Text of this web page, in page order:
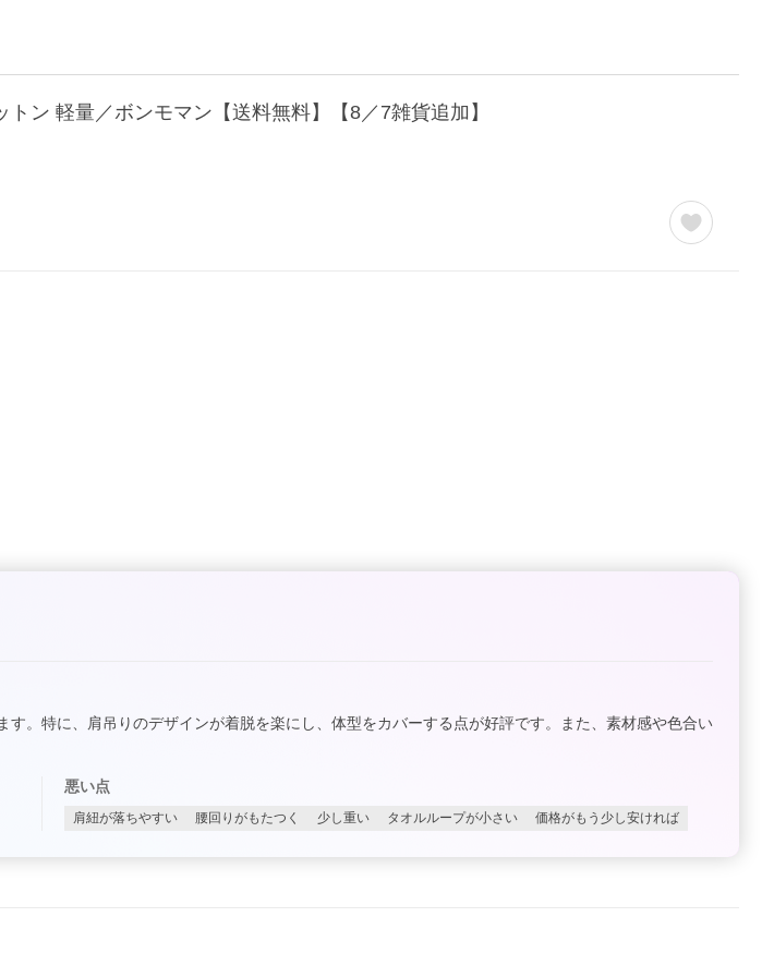
ン 軽量／ボンモマン【送料無料】【8／7雑貨追加】
。特に、肩吊りのデザインが着脱を楽にし、体型をカバーする点が好評です。また、素材感や色合い
悪い点
肩紐が落ちやすい 腰回りがもたつく 少し重い タオルループが小さい 価格がもう少し安ければ